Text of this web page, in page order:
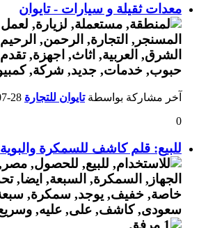
معدات ثقيلة و سيارات - تايوان
آخر مشاركة بواسطةتايوان للتجارة
0
للبيع: قلم كاشف للسمكرة والبوية